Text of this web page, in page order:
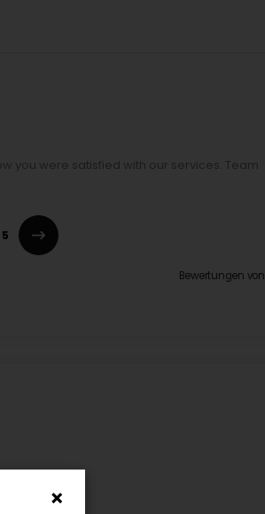
you were satisfied with our services. Team
5
Bewertungen von